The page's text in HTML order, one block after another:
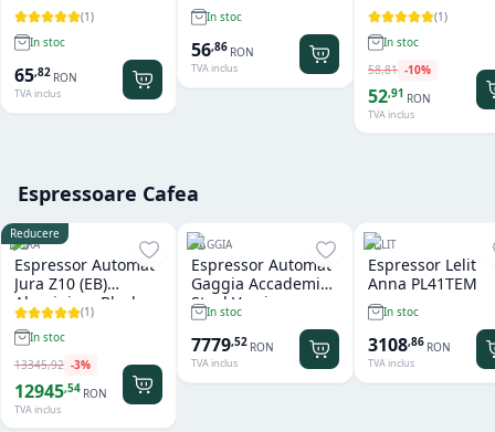
(1)
In stoc
65,82 RON
TVA inclus
In stoc
56,86 RON
TVA inclus
(1)
In stoc
58,81 -10%
52,91 RON
TVA inclus
Espressoare Cafea
Reducere
JURA
Espressor Automat
Jura Z10 (EB)
Aluminium Black
(1)
In stoc
13345,92 -3%
12945,54 RON
TVA inclus
GAGGIA
Espressor Automat
Gaggia Accademia
Steel Version
In stoc
7779,52 RON
TVA inclus
LELIT
Espressor Lelit
Anna PL41TEM
In stoc
3108,86 RON
TVA inclus